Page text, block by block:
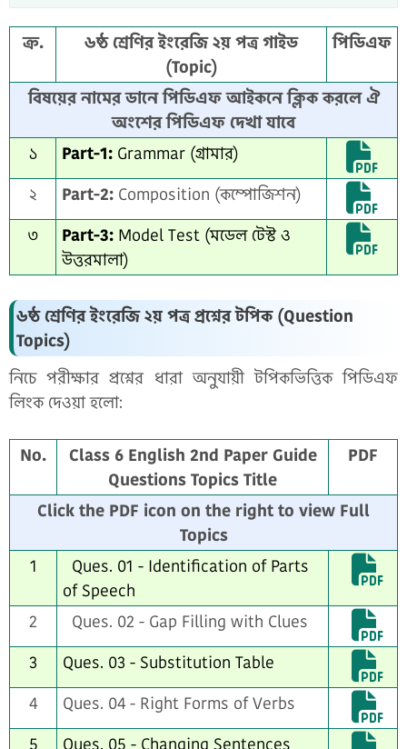
ক্র.
৬ষ্ঠ শ্রেণির ইংরেজি ২য় পত্র গাইড
(Topic)
পিডিএফ
বিষয়ের নামের ডানে পিডিএফ আইকনে ক্লিক করলে ঐ
অংশের পিডিএফ দেখা যাবে
১
Part-1: Grammar (গ্রামার)
২
Part-2: Composition (কম্পোজিশন)
৩
Part-3: Model Test (মডেল টেস্ট ও
উত্তরমালা)
৬ষ্ঠ শ্রেণির ইংরেজি ২য় পত্র প্রশ্নের টপিক (Question
Topics)
নিচে পরীক্ষার প্রশ্নের ধারা অনুযায়ী টপিকভিত্তিক পিডিএফ
লিংক দেওয়া হলো:
No.
Class 6 English 2nd Paper Guide
Questions Topics Title
PDF
Click the PDF icon on the right to view Full
Topics
1
Ques. 01 - Identification of Parts
of Speech
2
Ques. 02 - Gap Filling with Clues
3
Ques. 03 - Substitution Table
4
Ques. 04 - Right Forms of Verbs
5
Ques. 05 - Changing Sentences